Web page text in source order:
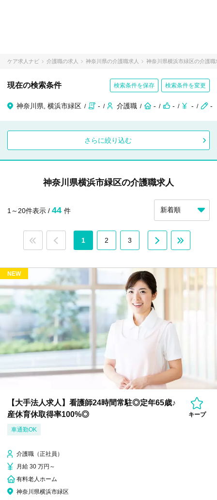
ケア求人ナビ 介護職の求人 神奈川県の介護職求人 神奈川県横浜市緑区の介護職
現在の検索条件 検索条件を保存 検索条件を変更
神奈川県, 横浜市緑区 - 介護職 - - - -
さらに絞り込む
神奈川県横浜市緑区の介護職求人
1～20件表示 / 44 件
1 2 3
NEW
【大手法人求人】看護師24時間常駐◎定年65歳♪
産休育休取得率100%◎
キープ
車通勤OK
介護職（正社員）
月給 30 万円～
有料老人ホーム
神奈川県横浜市緑区